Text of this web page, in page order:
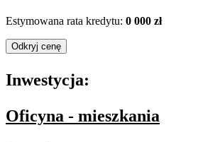
Estymowana rata kredytu: 0 000 zł
Odkryj cenę
Inwestycja:
Oficyna - mieszkania